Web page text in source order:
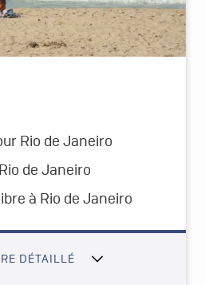
Rio de Janeiro
de Janeiro
à Rio de Janeiro
DÉTAILLÉ